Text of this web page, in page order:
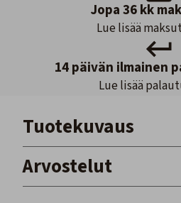
Jopa 36 kk
Lue lisää
14 päivän ilmainen
Lue lisää
Tuotekuvaus
Arvostelut